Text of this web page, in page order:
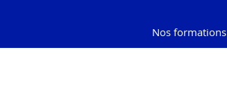
Nos formations